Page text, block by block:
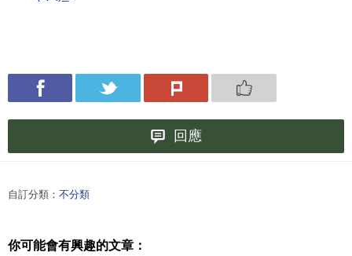
回應
自訂分類： 不分類
你可能會有興趣的文章：